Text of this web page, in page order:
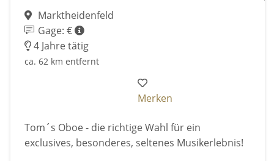
Marktheidenfeld
Gage: €
4 Jahre tätig
ca. 62 km entfernt
Merken
Tom´s Oboe - die richtige Wahl für ein
exclusives, besonderes, seltenes Musikerlebnis!